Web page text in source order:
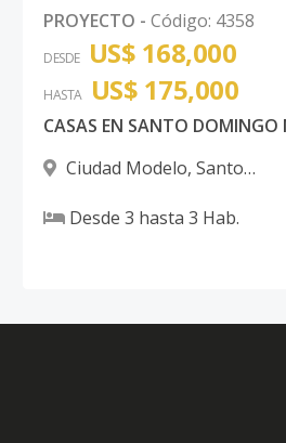
PROYECTO - Código: 4358
DESDE US$ 168,000
HASTA US$ 175,000
Ciudad Modelo, Santo
Desde 3 hasta 3 Hab.